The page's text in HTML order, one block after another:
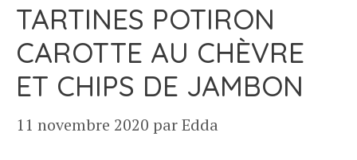
TARTINES POTIRON
CAROTTE AU CHÈVRE
ET CHIPS DE JAMBON
11 novembre 2020 parEdda